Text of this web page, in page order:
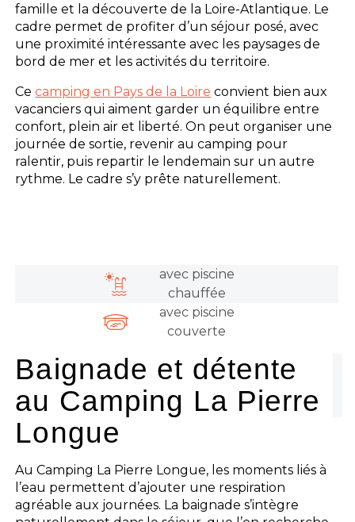
famille et la découverte de la Loire-Atlantique. Le
cadre permet de profiter d’un séjour posé, avec
une proximité intéressante avec les paysages de
bord de mer et les activités du territoire.
Cecamping en Pays de la Loire convient bien aux
vacanciers qui aiment garder un équilibre entre
confort, plein air et liberté. On peut organiser une
journée de sortie, revenir au camping pour
ralentir, puis repartir le lendemain sur un autre
rythme. Le cadre s’y prête naturellement.
avec piscine
chauffée
avec piscine
couverte
Baignade et détente
au Camping La Pierre
Longue
Au Camping La Pierre Longue, les moments liés à
l’eau permettent d’ajouter une respiration
agréable aux journées. La baignade s’intègre